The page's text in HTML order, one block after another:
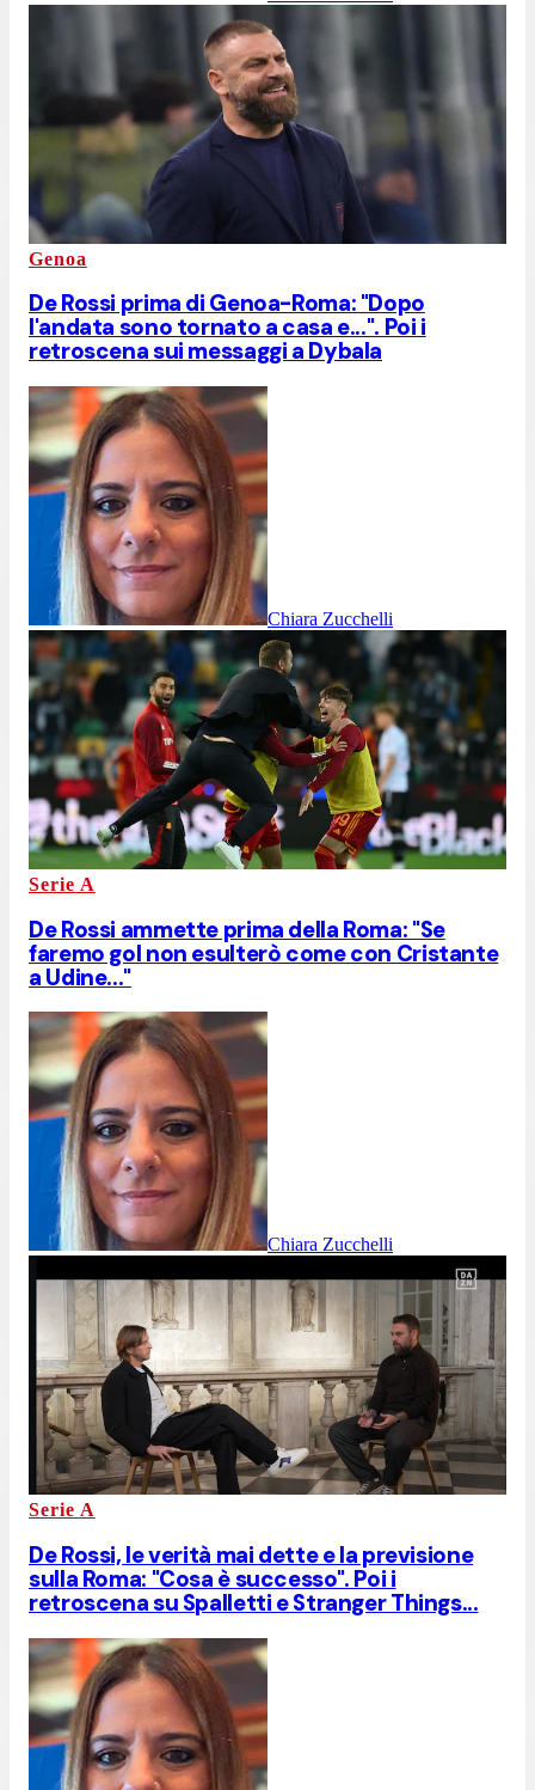
Genoa
De Rossi prima di Genoa-Roma: "Dopo
l'andata sono tornato a casa e...". Poi i
retroscena sui messaggi a Dybala
Chiara Zucchelli
Serie A
De Rossi ammette prima della Roma: "Se
faremo gol non esulterò come con Cristante
a Udine..."
Chiara Zucchelli
Serie A
De Rossi, le verità mai dette e la previsione
sulla Roma: "Cosa è successo". Poi i
retroscena su Spalletti e Stranger Things...